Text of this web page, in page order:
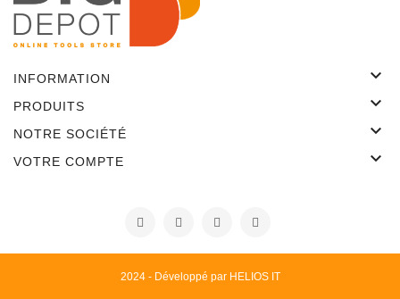
INFORMATION 
PRODUITS 
NOTRE SOCIÉTÉ 
VOTRE COMPTE 
2024 - Développé par HELIOS IT